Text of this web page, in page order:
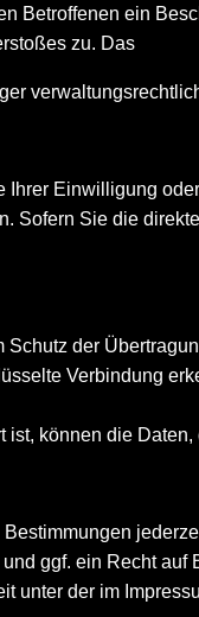
Betroffenen ein
zu. Das
Einwilligung
Sofern Sie die
der
Verbindung
können die
ggf. ein Recht
unter der im